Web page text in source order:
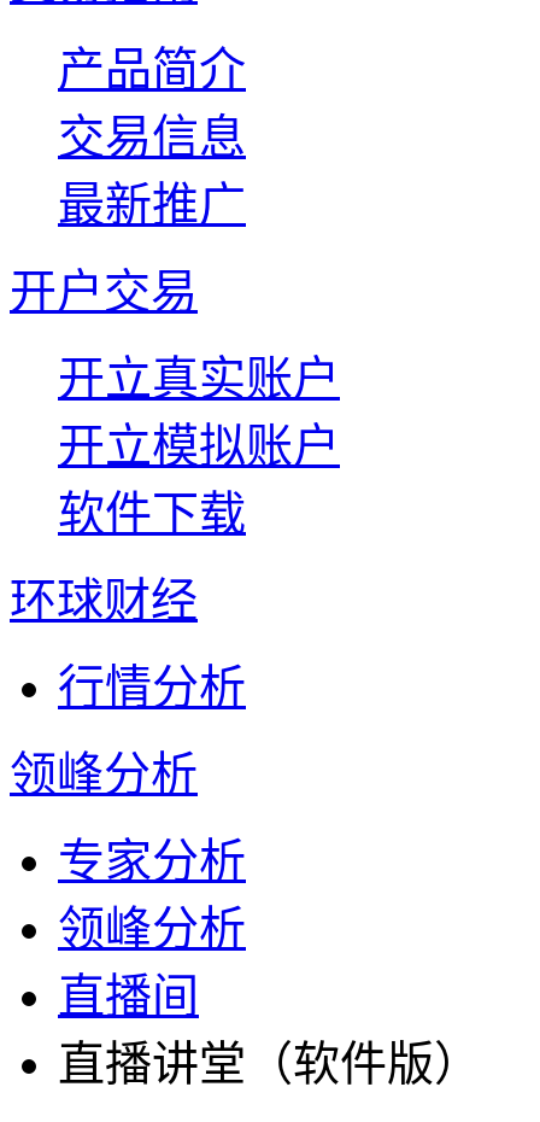
产品简介
交易信息
最新推广
开户交易
开立真实账户
开立模拟账户
软件下载
环球财经
行情分析
领峰分析
专家分析
领峰分析
直播间
直播讲堂（软件版）